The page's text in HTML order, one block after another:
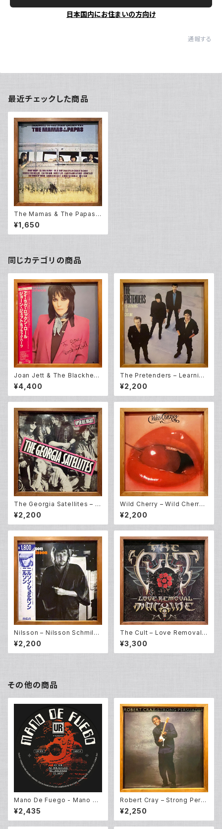
日本国内にお住まいの方向け
通報する
最近チェックした商品
The Mamas & The Papas –
Farewell To The First Gold
en Era (LP)
¥1,650
同じカテゴリの商品
Joan Jett & The Blackhear
ts – I Love Rock 'N Roll (L
P)
¥4,400
The Pretenders – Learning
To Crawl (LP)
¥2,200
The Georgia Satellites – O
pen All Night (LP)
¥2,200
Wild Cherry – Wild Cherry
(LP)
¥2,200
Nilsson – Nilsson Schmilss
on (LP)
¥2,200
The Cult – Love Removal
Machine (12EP)
¥3,300
その他の商品
Mano De Fuego - Mano De
Fuego EP (12inch New)
¥2,435
Robert Cray – Strong Pers
uader (LP)
¥2,250